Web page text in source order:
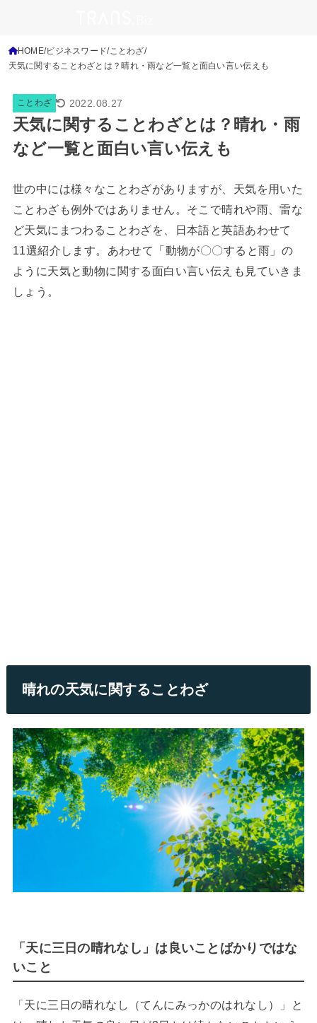
HOME ビジネスワード ことわざ
天気に関することわざとは？晴れ・雨など一覧と面白い言い伝えも
ことわざ 2022.08.27
天気に関することわざとは？晴れ・雨
など一覧と面白い言い伝えも
世の中には様々なことわざがありますが、天気を用いた
ことわざも例外ではありません。そこで晴れや雨、雷な
ど天気にまつわることわざを、日本語と英語あわせて
11選紹介します。あわせて「動物が〇〇すると雨」の
ように天気と動物に関する面白い言い伝えも見ていきま
しょう。
晴れの天気に関することわざ
「天に三日の晴れなし」は良いことばかりではな
いこと
「天に三日の晴れなし（てんにみっかのはれなし）」と